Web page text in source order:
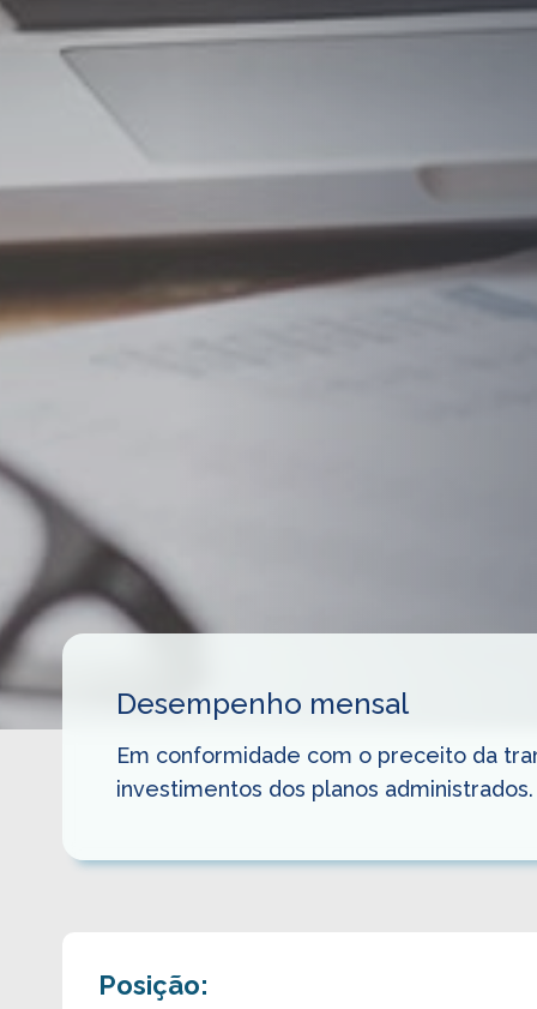
Desempenho mensal
Em conformidade com o preceito da
investimentos dos planos administrados.
Posição: